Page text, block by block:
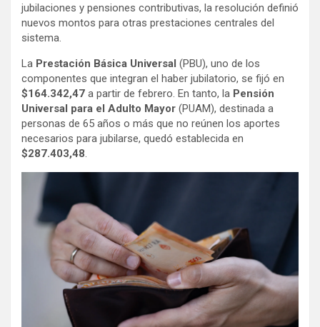
jubilaciones y pensiones contributivas, la resolución definió
nuevos montos para otras prestaciones centrales del
sistema.
La Prestación Básica Universal (PBU), uno de los
componentes que integran el haber jubilatorio, se fijó en
$164.342,47 a partir de febrero. En tanto, la Pensión
Universal para el Adulto Mayor (PUAM), destinada a
personas de 65 años o más que no reúnen los aportes
necesarios para jubilarse, quedó establecida en
$287.403,48